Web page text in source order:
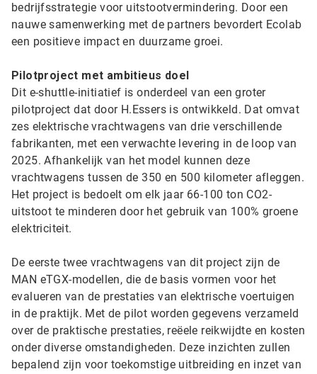
bedrijfsstrategie voor uitstootvermindering. Door een
nauwe samenwerking met de partners bevordert Ecolab
een positieve impact en duurzame groei.
Pilotproject met ambitieus doel
Dit e-shuttle-initiatief is onderdeel van een groter
pilotproject dat door H.Essers is ontwikkeld. Dat omvat
zes elektrische vrachtwagens van drie verschillende
fabrikanten, met een verwachte levering in de loop van
2025. Afhankelijk van het model kunnen deze
vrachtwagens tussen de 350 en 500 kilometer afleggen.
Het project is bedoelt om elk jaar 66-100 ton CO2-
uitstoot te minderen door het gebruik van 100% groene
elektriciteit.
De eerste twee vrachtwagens van dit project zijn de
MAN eTGX-modellen, die de basis vormen voor het
evalueren van de prestaties van elektrische voertuigen
in de praktijk. Met de pilot worden gegevens verzameld
over de praktische prestaties, reëele reikwijdte en kosten
onder diverse omstandigheden. Deze inzichten zullen
bepalend zijn voor toekomstige uitbreiding en inzet van